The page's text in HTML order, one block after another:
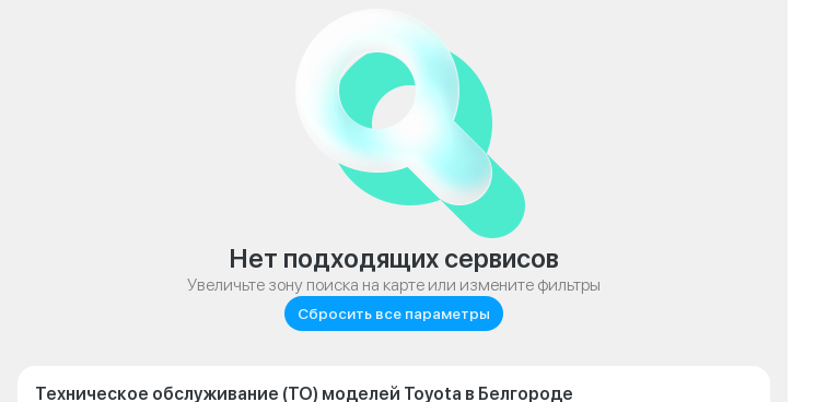
Нет подходящих сервисов
Увеличьте зону поиска на карте или измените фильтры
Сбросить все параметры
Техническое обслуживание (ТО) моделей Toyota в Белгороде